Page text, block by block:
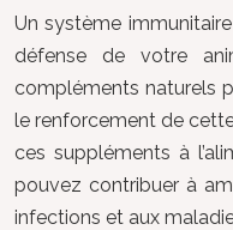
Un système
défense de votre
compléments naturels
le renforcement de
ces suppléments à
pouvez contribuer à
infections et aux